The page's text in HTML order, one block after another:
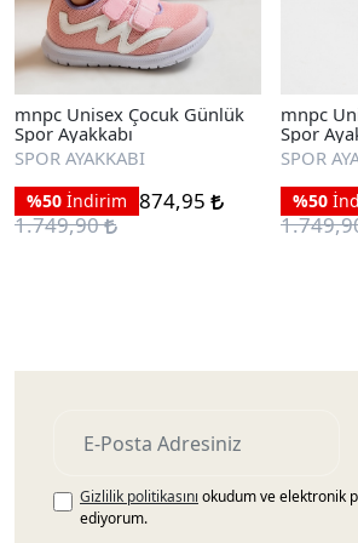
mnpc Unisex Çocuk Günlük
Spor Ayakkabı
SPOR AYAKKABI
%50 İndirim 874,95
1.749,90
mnpc
Spor
SPOR
%50
Gizlilik politikasını okudum ve elektronik
ediyorum.